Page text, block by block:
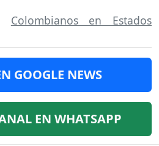
Colombianos en Estados
GOOGLE NEWS
EN WHATSAPP